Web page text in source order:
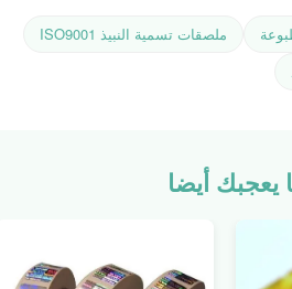
ملصقات تسمية النبيذ ISO9001
يعجبك أيضا